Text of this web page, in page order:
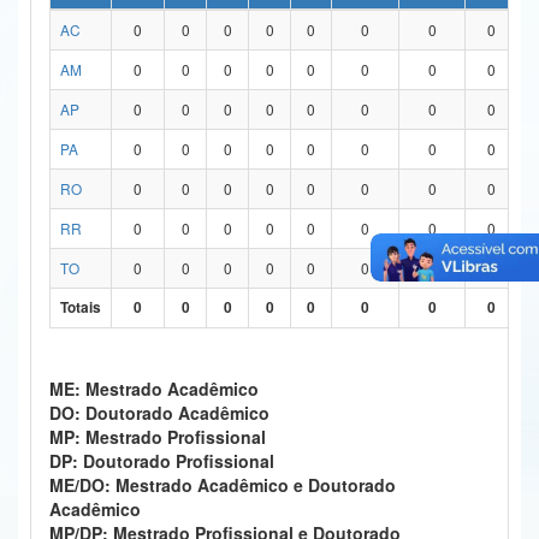
Ministério da Ciência, Tecnologia, Inovações e Comunicações
Ministério do Meio Ambiente
Ministério do Turismo
Ministério do Desenvolvimento Regional
Controladoria-Geral da União
Ministério da Mulher, da Família e dos Direitos Humanos
Secretaria-Geral
Gabinete de Segurança Institucional
Advocacia-Geral da União
Banco Central do Brasil
AC
0 0 0 0 0 0 0 0
AM
0 0 0 0 0 0 0 0
AP
0 0 0 0 0 0 0 0
PA
0 0 0 0 0 0 0 0
RO
0 0 0 0 0 0 0 0
RR
0 0 0 0 0 0 0 0
TO
0 0 0 0 0 0 0 0
Totais
0 0 0 0 0 0 0 0
ME: Mestrado Acadêmico
DO: Doutorado Acadêmico
MP: Mestrado Profissional
DP: Doutorado Profissional
ME/DO: Mestrado Acadêmico e Doutorado
Acadêmico
MP/DP: Mestrado Profissional e Doutorado